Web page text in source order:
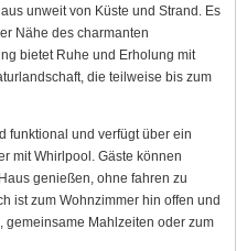
unweit von Küste und Strand. Es
Nähe des charmanten
bietet Ruhe und Erholung mit
die teilweise bis zum
funktional und verfügt über ein
mit Whirlpool. Gäste können
genießen, ohne fahren zu
ist zum Wohnzimmer hin offen und
gemeinsame Mahlzeiten oder zum